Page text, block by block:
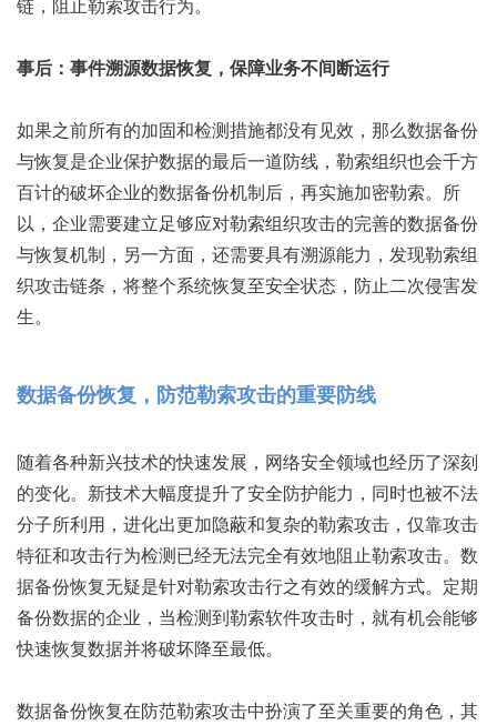
链，阻止勒索攻击行为。
事后：事件溯源数据恢复，保障业务不间断运行
如果之前所有的加固和检测措施都没有见效，那么数据备份
与恢复是企业保护数据的最后一道防线，勒索组织也会千方
百计的破坏企业的数据备份机制后，再实施加密勒索。所
以，企业需要建立足够应对勒索组织攻击的完善的数据备份
与恢复机制，另一方面，还需要具有溯源能力，发现勒索组
织攻击链条，将整个系统恢复至安全状态，防止二次侵害发
生。
数据备份恢复，防范勒索攻击的重要防线
随着各种新兴技术的快速发展，网络安全领域也经历了深刻
的变化。新技术大幅度提升了安全防护能力，同时也被不法
分子所利用，进化出更加隐蔽和复杂的勒索攻击，仅靠攻击
特征和攻击行为检测已经无法完全有效地阻止勒索攻击。数
据备份恢复无疑是针对勒索攻击行之有效的缓解方式。定期
备份数据的企业，当检测到勒索软件攻击时，就有机会能够
快速恢复数据并将破坏降至最低。
数据备份恢复在防范勒索攻击中扮演了至关重要的角色，其